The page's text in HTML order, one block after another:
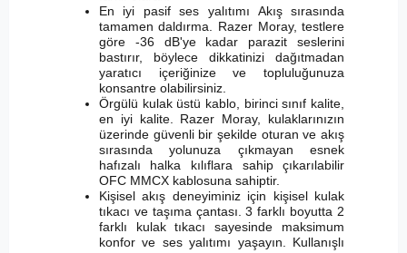
En iyi pasif ses yalıtımı Akış sırasında
tamamen daldırma. Razer Moray, testlere
göre -36 dB'ye kadar parazit seslerini
bastırır, böylece dikkatinizi dağıtmadan
yaratıcı içeriğinize ve topluluğunuza
konsantre olabilirsiniz.
Örgülü kulak üstü kablo, birinci sınıf kalite,
en iyi kalite. Razer Moray, kulaklarınızın
üzerinde güvenli bir şekilde oturan ve akış
sırasında yolunuza çıkmayan esnek
hafızalı halka kılıflara sahip çıkarılabilir
OFC MMCX kablosuna sahiptir.
Kişisel akış deneyiminiz için kişisel kulak
tıkacı ve taşıma çantası. 3 farklı boyutta 2
farklı kulak tıkacı sayesinde maksimum
konfor ve ses yalıtımı yaşayın. Kullanışlı